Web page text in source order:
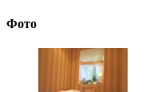
Фото